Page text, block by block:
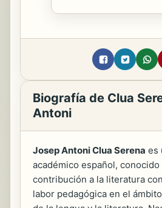
Biografía de Clua
Antoni
Josep Antoni Clua Serena es
académico español, conocido
contribución a la literatura
labor pedagógica en el